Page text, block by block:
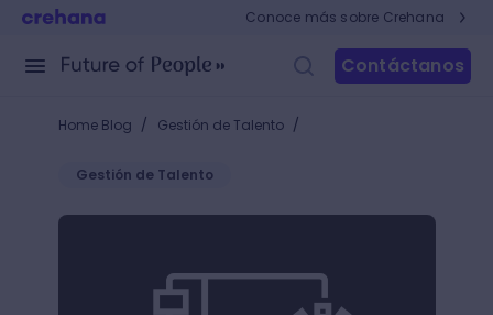
Conoce más sobre Crehana
Contáctanos
Home Blog / Gestión de Talento /
Gestión de Talento
DNC: Diagnóstico de Necesidades de